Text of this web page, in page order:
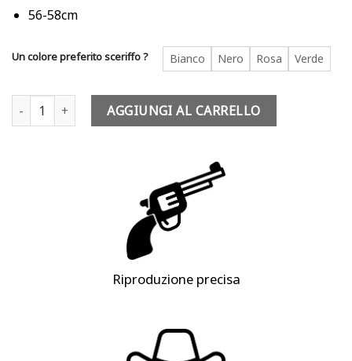
56-58cm
Un colore preferito sceriffo ? Bianco Nero Rosa Verde
Cappello cowboy - Woody Pride quantità
AGGIUNGI AL CARRELLO
Riproduzione precisa